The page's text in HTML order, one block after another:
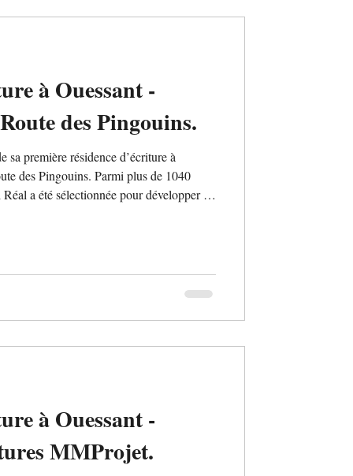
à Ouessant -
des Pingouins.
première résidence d’écriture à
des Pingouins. Parmi plus de 1040
a été sélectionnée pour développer un
à Ouessant -
MMProjet.